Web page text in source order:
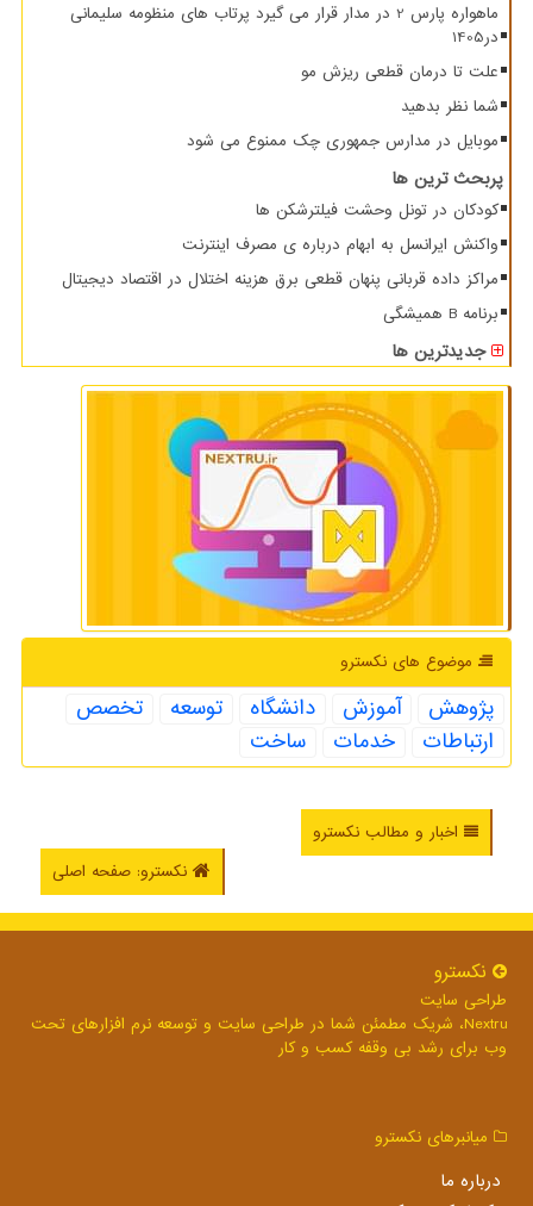
ماهواره پارس 2 در مدار قرار می گیرد پرتاب های منظومه سلیمانی
در1405
علت تا درمان قطعی ریزش مو
شما نظر بدهید
موبایل در مدارس جمهوری چک ممنوع می شود
پربحث ترین ها
کودکان در تونل وحشت فیلترشکن ها
واکنش ایرانسل به ابهام درباره ی مصرف اینترنت
مراکز داده قربانی پنهان قطعی برق هزینه اختلال در اقتصاد دیجیتال
برنامه B همیشگی
جدیدترین ها
موضوع های نكسترو
پژوهش آموزش دانشگاه توسعه
تخصص
ارتباطات
خدمات ساخت
اخبار و مطالب نکسترو
نکسترو: صفحه اصلی
نكسترو
طراحی سایت
Nextru، شریک مطمئن شما در طراحی سایت و توسعه نرم افزارهای تحت
وب برای رشد بی وقفه کسب و کار
میانبرهای نكسترو
درباره ما